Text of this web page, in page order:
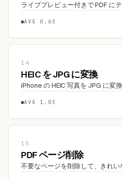
ライブプレビュー付きで PDF に
AVG 0.6S
14
HEIC を JPG に変換
iPhone の HEIC 写真を JPG に変換
AVG 1.0S
15
PDF ページ削除
不要なページを削除して、きれい